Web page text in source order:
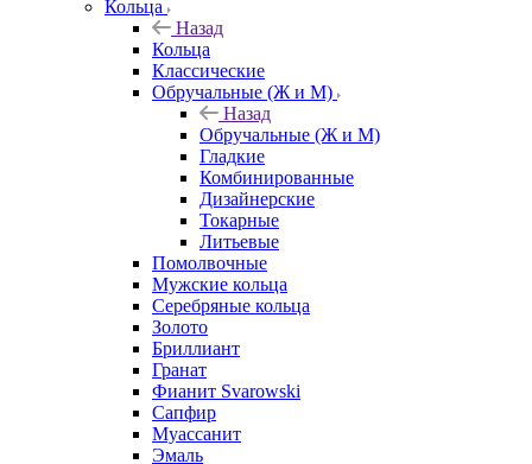
Кольца
Назад
Кольца
Классические
Обручальные (Ж и М)
Назад
Обручальные (Ж и М)
Гладкие
Комбинированные
Дизайнерские
Токарные
Литьевые
Помолвочные
Мужские кольца
Серебряные кольца
Золото
Бриллиант
Гранат
Фианит Svarowski
Сапфир
Муассанит
Эмаль